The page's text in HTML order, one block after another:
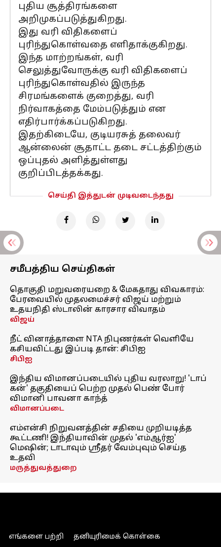
புதிய சூத்திரங்களை
அறிமுகப்படுத்துகிறது.
இது வரி விதிகளைப்
புரிந்துகொள்வதை எளிதாக்குகிறது.
இந்த மாற்றங்கள், வரி
செலுத்துவோருக்கு வரி விதிகளைப்
புரிந்துகொள்வதில் இருந்த
சிரமங்களைக் குறைத்து, வரி
நிர்வாகத்தை மேம்படுத்தும் என
எதிர்பார்க்கப்படுகிறது.
இதற்கிடையே, குடியரசுத் தலைவர்
ஆன்லைன் சூதாட்ட தடை சட்டத்திற்கும்
ஒப்புதல் அளித்துள்ளது
குறிப்பிடத்தக்கது.
செய்தி இத்துடன் முடிவடைந்தது
சமீபத்திய செய்திகள்
தொகுதி மறுவரையறை & மேகதாது விவகாரம்:
பேரவையில் முதலமைச்சர் விஜய் மற்றும்
உதயநிதி ஸ்டாலின் காரசார விவாதம்
விஜய்
நீட் வினாத்தாளை NTA நிபுணர்கள் வெளியே
கசியவிட்டது இப்படி தான்: சிபிஐ
சிபிஐ
இந்திய விமானப்படையில் புதிய வரலாறு! 'டாப்
கன்' தகுதியைப் பெற்ற முதல் பெண் போர்
விமானி பாவனா காந்த்
விமானப்படை
எம்என்சி நிறுவனத்தின் சதியை முறியடித்த
கூட்டணி! இந்தியாவின் முதல் 'எம்ஆர்ஐ'
மெஷின்; டாடாவும் ஸ்ரீதர் வேம்புவும் செய்த
உதவி
மருத்துவத்துறை
எங்களை பற்றி தனியுரிமைக் கொள்கை